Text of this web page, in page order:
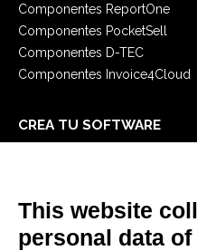
Componentes ReportOne
Componentes PocketSell
Componentes D-TEC
Componentes Invoice4Cloud
CREA TU SOFTWARE
E-Book
This website
personal data